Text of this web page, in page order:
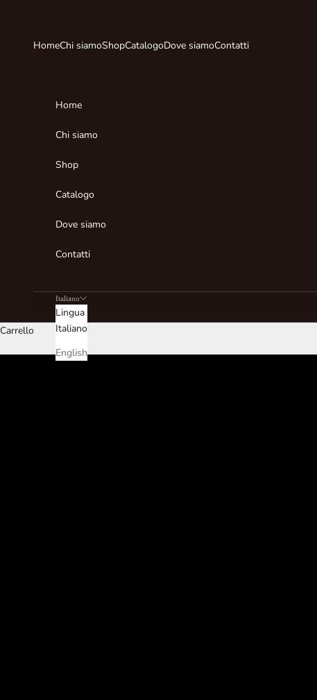
HomeChi siamoShopCatalogoDove siamoContatti
Home
Chi siamo
Shop
Catalogo
Dove siamo
Contatti
Italiano
Lingua
Italiano
English
Carrello